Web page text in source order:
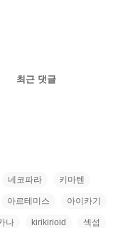
최근 댓글
네코파라 키마텐
아르테미스 아이카기
나 kirikirioid 섹섬